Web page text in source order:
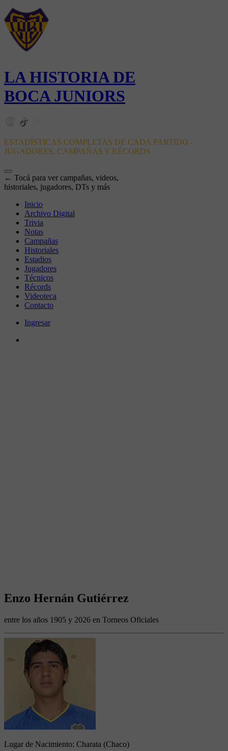
LA HISTORIA DE
BOCA JUNIORS
ESTADÍSTICAS COMPLETAS DE CADA PARTIDO -
JUGADORES, CAMPAÑAS Y RÉCORDS
← Tocá para ver campañas, videos,
historiales, jugadores, DTs y más
Inicio
Archivo Digital
Trivia
Notas
Campañas
Historiales
Estadios
Jugadores
Técnicos
Récords
Videoteca
Contacto
Ingresar
Enzo Hernán Gutiérrez
entre los años 1905 y 2026 en Torneos Oficiales
Lugar de Nacimiento: Charata (Chaco)